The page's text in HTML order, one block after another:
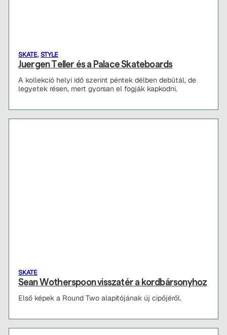
SKATE,STYLE
Juergen Teller és a Palace Skateboards
A kollekció helyi idő szerint péntek délben debütál, de
legyetek résen, mert gyorsan el fogják kapkodni.
SKATE
Sean Wotherspoon visszatér a kordbársonyhoz
Első képek a Round Two alapítójának új cipőjéről.